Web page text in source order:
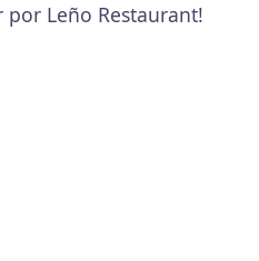
por Leño Restaurant!